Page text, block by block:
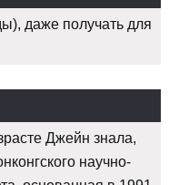
даже получать для
Джейн знала,
научно-